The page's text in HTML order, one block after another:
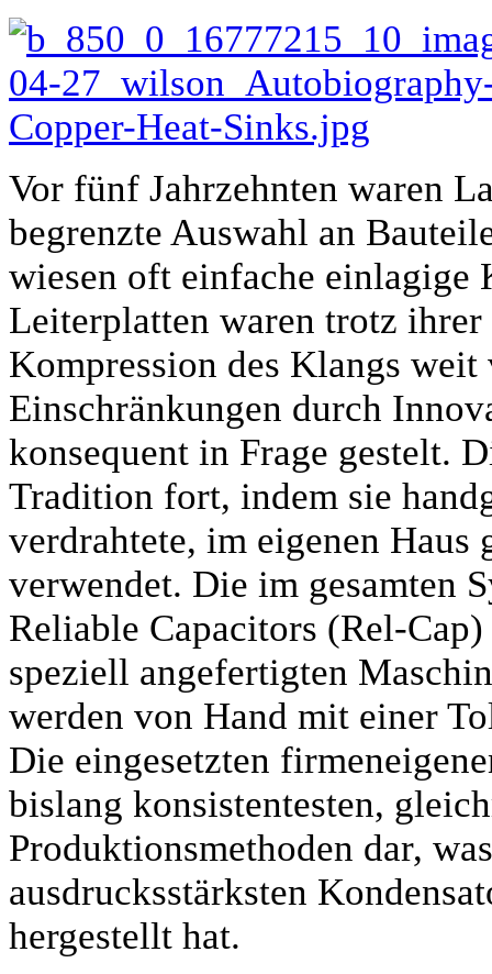
Vor fünf Jahrzehnten waren
begrenzte Auswahl an
wiesen oft einfache einlagige
Leiterplatten waren trotz
Kompression des Klangs
Einschränkungen durch
konsequent in Frage gestelt.
Tradition fort, indem sie
verdrahtete, im eigenen Haus
verwendet. Die im gesamten
Reliable Capacitors (Rel-
speziell angefertigten
werden von Hand mit einer
Die eingesetzten
bislang konsistentesten,
Produktionsmethoden dar,
ausdrucksstärksten
hergestellt hat.